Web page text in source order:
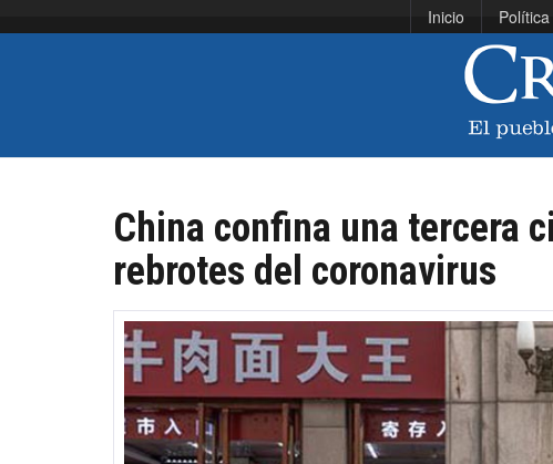
Inicio Política
China confina una tercera
rebrotes del coronavirus